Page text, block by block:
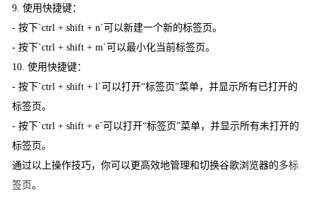
9. 使用快捷键：
- 按下`ctrl + shift + n`可以新建一个新的标签页。
- 按下`ctrl + shift + m`可以最小化当前标签页。
10. 使用快捷键：
- 按下`ctrl + shift + l`可以打开“标签页”菜单，并显示所有已打开的
标签页。
- 按下`ctrl + shift + e`可以打开“标签页”菜单，并显示所有未打开的
标签页。
通过以上操作技巧，你可以更高效地管理和切换谷歌浏览器的多标
签页。